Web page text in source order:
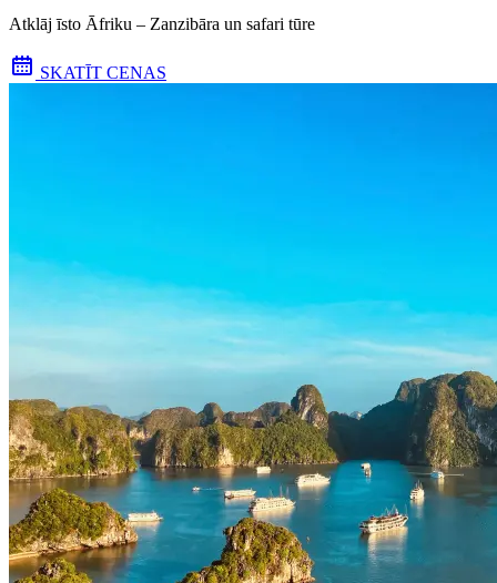
Atklāj īsto Āfriku – Zanzibāra un safari tūre
SKATĪT CENAS